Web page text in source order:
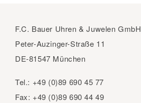
F.C. Bauer Uhren & Juwelen GmbH
Peter-Auzinger-Straße 11
DE-81547 München
Tel.: +49 (0)89 690 45 77
Fax: +49 (0)89 690 44 49